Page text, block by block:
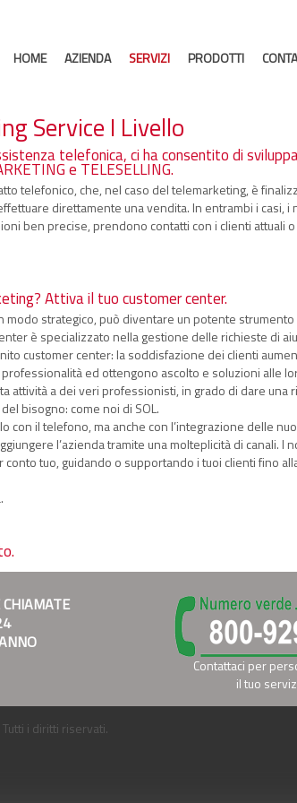
HOME AZIENDA SERVIZI PRODOTTI
Service I Livello
telefonica, ci ha consentito di
e TELESELLING.
telefonico, che, nel caso del telemarketing, è
direttamente una vendita. In entrambi i casi, i
ben precise, prendono contatti con i clienti attuali
Attiva il tuo customer center.
modo strategico, può diventare un potente
è specializzato nella gestione delle richieste di
customer center: la soddisfazione dei clienti
ed ottengono ascolto e soluzioni alle
attività a dei veri professionisti, in grado di dare una
bisogno: come noi di SOL.
con il telefono, ma anche con l’integrazione delle
l’azienda tramite una molteplicità di canali. I
tuo, guidando o supportando i tuoi clienti fino
Contattaci per
il tuo
i diritti riservati.